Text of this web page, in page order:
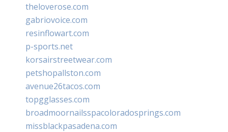
theloverose.com
gabriovoice.com
resinflowart.com
p-sports.net
korsairstreetwear.com
petshopallston.com
avenue26tacos.com
topgglasses.com
broadmoornailsspacoloradosprings.com
missblackpasadena.com